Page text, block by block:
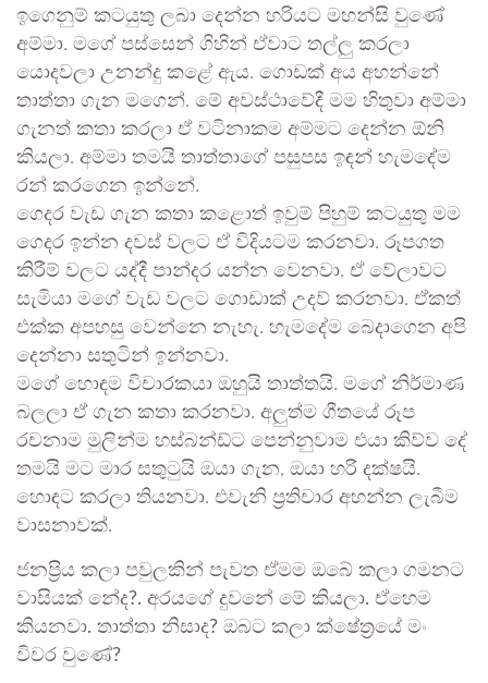
ඉගෙනුම් කටයුතු ලබා දෙන්න හරියට මහන්සි වුණේ
අම්මා. මගේ පස්සෙන් ගිහින් ඒවාට තල්ලු කරලා
යොදවලා උනන්දු කළේ ඇය. ගොඩක් අය අහන්නේ
තාත්තා ගැන මගෙන්. මේ අවස්ථාවේදී මම හිතුවා අම්මා
ගැනත් කතා කරලා ඒ වටිනාකම අම්මට දෙන්න ඕනි
කියලා. අම්මා තමයි තාත්තාගේ පසුපස ඉඳන් හැමදේම
රන් කරගෙන ඉන්නේ.
ගෙදර වැඩ ගැන කතා කළොත් ඉවුම් පිහුම් කටයුතු මම
ගෙදර ඉන්න දවස් වලට ඒ විදියටම කරනවා. රූපගත
කිරීම් වලට යද්දී පාන්දර යන්න වෙනවා. ඒ වේලාවට
සැමියා මගේ වැඩ වලට ගොඩාක් උදව් කරනවා. ඒකත්
එක්ක අපහසු වෙන්නෙ නැහැ. හැමදේම බෙදාගෙන අපි
දෙන්නා සතුටින් ඉන්නවා.
මගේ හොඳම විචාරකයා ඔහුයි තාත්තයි. මගේ නිර්මාණ
බලලා ඒ ගැන කතා කරනවා. අලුත්ම ගීතයේ රූප
රචනාම මුලින්ම හස්බන්ඩ්ට පෙන්නුවාම එයා කිව්ව දේ
තමයි මට මාර සතුටුයි ඔයා ගැන, ඔයා හරි දක්ෂයි.
හොඳට කරලා තියනවා. එවැනි ප්‍රතිචාර අහන්න ලැබීම
වාසනාවක්.
ජනප්‍රිය කලා පවුලකින් පැවත ඒමම ඔබේ කලා ගමනට
වාසියක් නේද?. අරයගේ දුවනේ මේ කියලා. ඒහෙම
කියනවා. තාත්තා නිසාද? ඔබට කලා ක්ෂේත්‍රයේ මං
විවර වුණේ?